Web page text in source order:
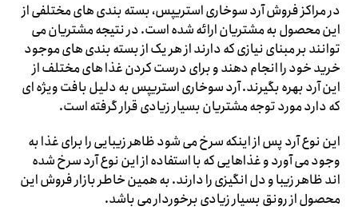
در مراکز فروش آرد سوخاری استریپس، بسته بندی های مختلفی از
این محصول به مشتریان ارائه شده است. در نتیجه مشتریان می
‌توانند بر مبنای نیازی که دارند از هر یک از بسته بندی های موجود
خرید خود را انجام دهند و برای درست کردن غذا های مختلف از
این آرد بهره بگیرند. آرد سوخاری استریپس به دلیل بافت ویژه‌ ای
که دارد مورد توجه مشتریان بسیار زیادی قرار گرفته است.
این نوع آرد پس از اینکه سرخ می شود ظاهر زیبایی را برای غذا به
وجود می آورد و غذاهایی که با استفاده از این نوع آرد سرخ شده
اند ظاهر زیبا و دل انگیزی را دارند. به همین خاطر بازار فروش این
محصول از رونق بسیار زیادی برخوردار می باشد.